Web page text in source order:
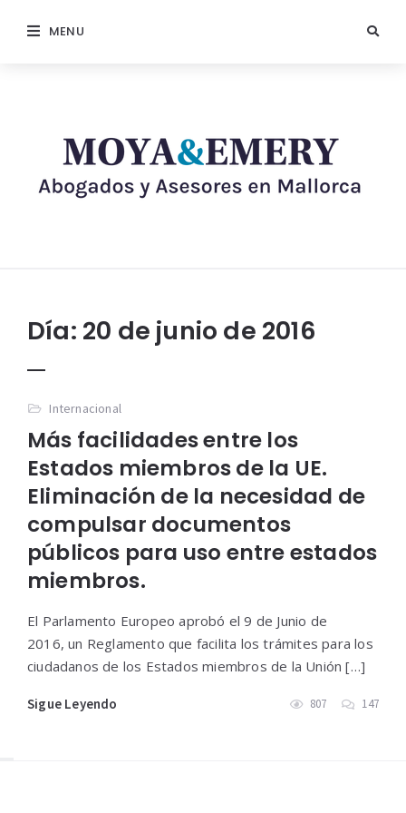
MENU
Día: 20 de junio de 2016
Internacional
Más facilidades entre los
Estados miembros de la UE.
Eliminación de la necesidad de
compulsar documentos
públicos para uso entre estados
miembros.
El Parlamento Europeo aprobó el 9 de Junio de
2016, un Reglamento que facilita los trámites para los
ciudadanos de los Estados miembros de la Unión […]
Sigue Leyendo 807 147